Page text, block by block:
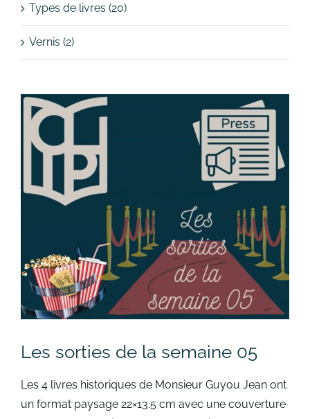
Voir
l'image
agrandie
Les sorties de la semaine 05
Les 4 livres historiques de Monsieur Guyou Jean ont
un format paysage 22×13.5 cm avec une couverture
Types de livres (20)
Vernis (2)